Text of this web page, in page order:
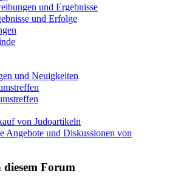
und Ergebnisse
und Erfolge
und Neuigkeiten
von Judoartikeln
und Diskussionen von
diesem Forum